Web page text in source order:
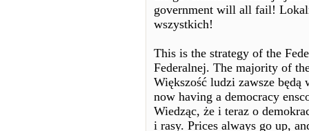
government will all fail!
wszystkich!
This is the strategy of the
Federalnej. The majority of
Większość ludzi zawsze
now having a democracy
Wiedząc, że i teraz o
i rasy. Prices always go up,